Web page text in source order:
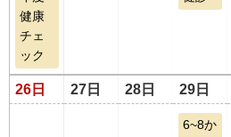
健康
チェ
ック
26日 27日 28日 29日
6~8か